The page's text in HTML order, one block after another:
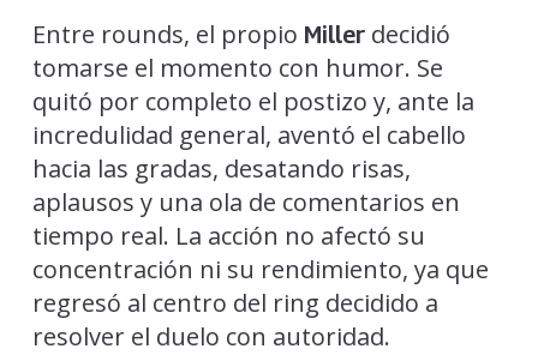
Entre rounds, el propio Miller decidió
tomarse el momento con humor. Se
quitó por completo el postizo y, ante la
incredulidad general, aventó el cabello
hacia las gradas, desatando risas,
aplausos y una ola de comentarios en
tiempo real. La acción no afectó su
concentración ni su rendimiento, ya que
regresó al centro del ring decidido a
resolver el duelo con autoridad.